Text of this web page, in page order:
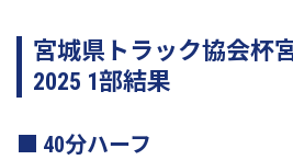
宮城県トラック協会杯
2025 1部結果
40分ハーフ